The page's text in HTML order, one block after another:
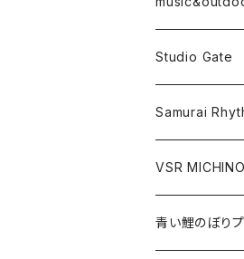
スマフォケース
Gate関連グッ
前掛け
タオル
Tシャツ
アクリルキー
Studio Gate
Samurai
VSR
DVD
青い鯉のぼり